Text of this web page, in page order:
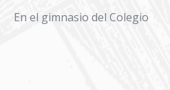
En el gimnasio del Colegio